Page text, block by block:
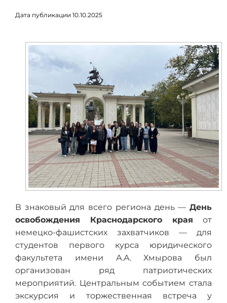
Дата публикации 10.10.2025
В знаковый для всего региона день — День
освобождения Краснодарского края от
немецко-фашистских захватчиков — для
студентов первого курса юридического
факультета имени А.А. Хмырова был
организован ряд патриотических
мероприятий. Центральным событием стала
экскурсия и торжественная встреча у